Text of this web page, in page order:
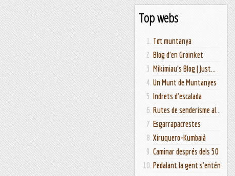
Top webs
Tot muntanya
Blog d'en Groinket
Mikimiau's Blog | Just...
Un Munt de Muntanyes
Indrets d'escalada
Rutes de senderisme al...
Esgarrapacrestes
Xiruquero-Kumbaià
Caminar després dels 50
Pedalant la gent s'entén